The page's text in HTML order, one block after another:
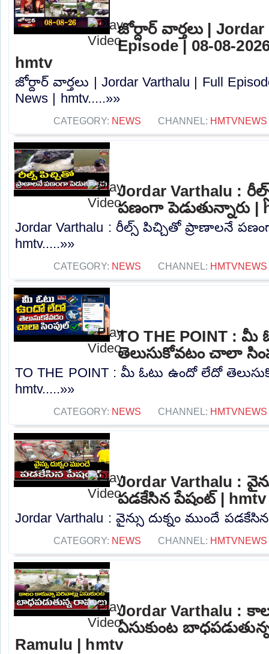
జోర్దార్ వార్తలు |
Episode | 08-08-
hmtv
జోర్దార్ వార్తలు | Jordar Varthalu | Full
News | hmtv.....»»
CATEGORY: NEWS CHANNEL: HMTVNEWS
Jordar Varthalu :
పణంగా పెడుతున్నారు |
Jordar Varthalu : రీల్స్ పిచ్చితో ప్రాణాలనే
hmtv.....»»
CATEGORY: NEWS CHANNEL: HMTVNEWS
TO THE POINT :
తెలుసుకోవటం చాలా
TO THE POINT : మీ ఓటు ఉందో లేదో
hmtv.....»»
CATEGORY: NEWS CHANNEL: HMTVNEWS
Jordar Varthalu :
పడకేసిన పేషంట్ | hmtv
Jordar Varthalu : వైన్సు దుక్నం ముందే
CATEGORY: NEWS CHANNEL: HMTVNEWS
Jordar Varthalu :
ఏసుకుంట
Ramulu | hmtv